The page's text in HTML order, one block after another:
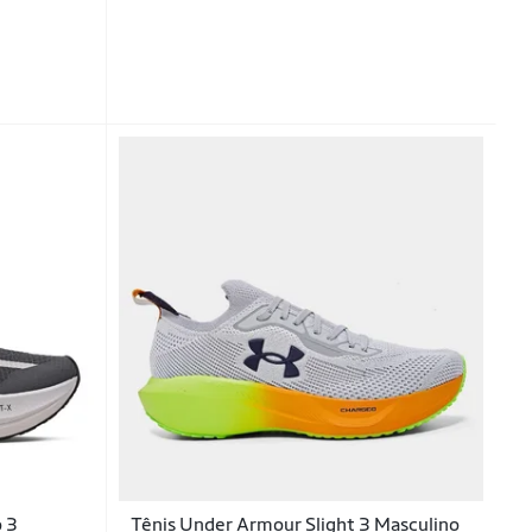
3 Tênis Under Armour Slight 3 Masculino